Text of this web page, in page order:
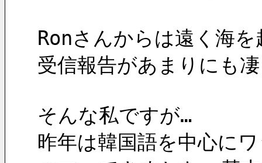
Ronさんからは遠く海
受信報告があまりにも
そんな私ですが…
昨年は韓国語を中心に